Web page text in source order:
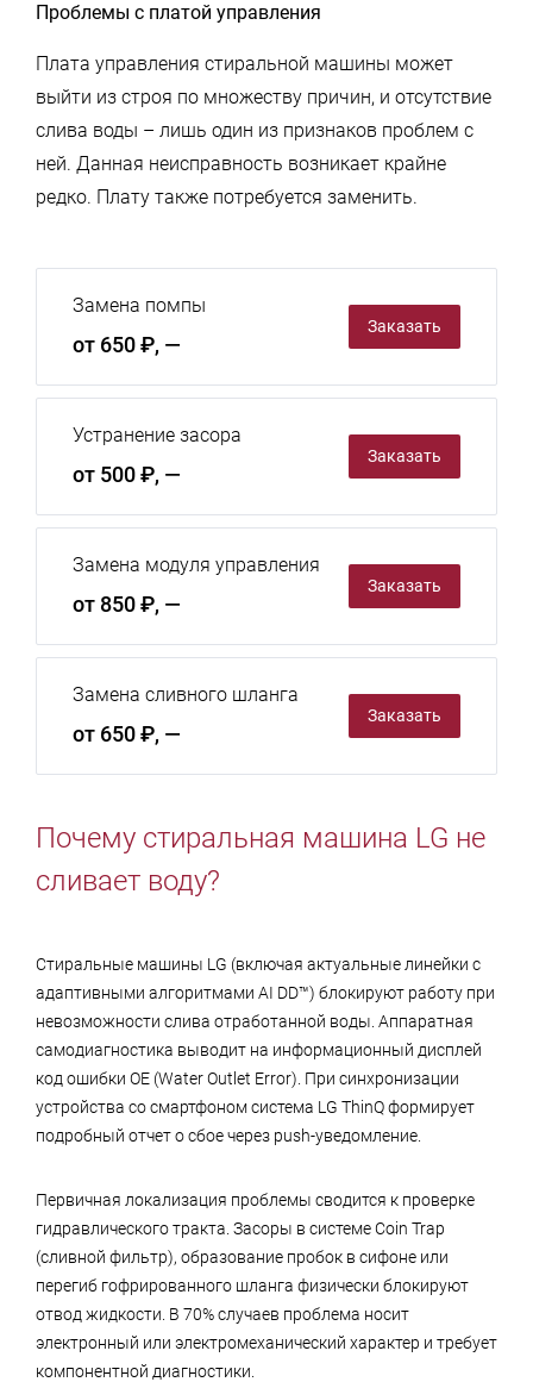
Проблемы с платой управления
Плата управления стиральной машины может
выйти из строя по множеству причин, и отсутствие
слива воды – лишь один из признаков проблем с
ней. Данная неисправность возникает крайне
редко. Плату также потребуется заменить.
Замена помпы
от 650 ₽, —
Заказать
Устранение засора
от 500 ₽, —
Заказать
Замена модуля управления
от 850 ₽, —
Заказать
Замена сливного шланга
от 650 ₽, —
Заказать
Почему стиральная машина LG не
сливает воду?
Стиральные машины LG (включая актуальные линейки с
адаптивными алгоритмами AI DD™) блокируют работу при
невозможности слива отработанной воды. Аппаратная
самодиагностика выводит на информационный дисплей
код ошибки OE (Water Outlet Error). При синхронизации
устройства со смартфоном система LG ThinQ формирует
подробный отчет о сбое через push-уведомление.
Первичная локализация проблемы сводится к проверке
гидравлического тракта. Засоры в системе Coin Trap
(сливной фильтр), образование пробок в сифоне или
перегиб гофрированного шланга физически блокируют
отвод жидкости. В 70% случаев проблема носит
электронный или электромеханический характер и требует
компонентной диагностики.